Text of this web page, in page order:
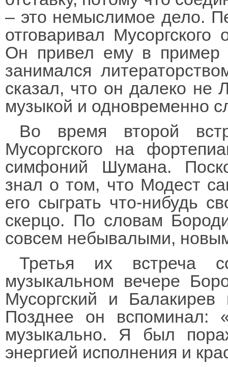
– это немыслимое дело.
отговаривал
Он привел ему в пример
занимался
сказал, что он далеко не
музыкой и одновременно
Во время второй
Мусоргского на
симфоний Шумана.
знал о том, что Модест
его сыграть что-нибудь
скерцо. По словам
совсем небывалыми,
Третья их встреча
музыкальном вечере
Мусоргский и
Позднее он вспоминал:
музыкально. Я был
энергией исполнения и